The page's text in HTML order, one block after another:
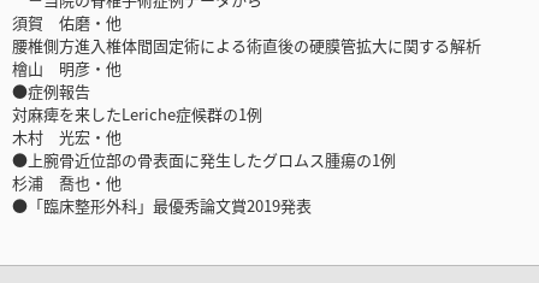
須賀 佑磨・他
腰椎側方進入椎体間固定術による術直後の硬膜管拡大に関する解析
檜山 明彦・他
●症例報告
対麻痺を来したLeriche症候群の1例
木村 光宏・他
●上腕骨近位部の骨表面に発生したグロムス腫瘍の1例
杉浦 喬也・他
●「臨床整形外科」最優秀論文賞2019発表